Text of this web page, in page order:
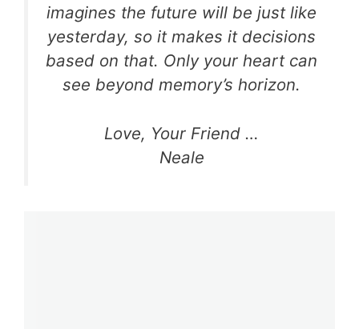
imagines the future will be just like
yesterday, so it makes it decisions
based on that. Only your heart can
see beyond memory’s horizon.
Love, Your Friend …
Neale